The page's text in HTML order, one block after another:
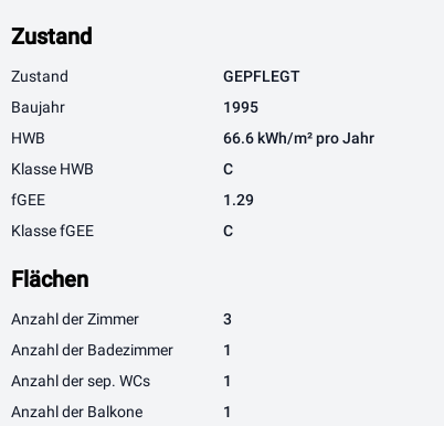
Zustand
Zustand
GEPFLEGT
Baujahr
1995
HWB
66.6 kWh/m² pro Jahr
Klasse HWB
C
fGEE
1.29
Klasse fGEE
C
Flächen
Anzahl der Zimmer
3
Anzahl der Badezimmer
1
Anzahl der sep. WCs
1
Anzahl der Balkone
1